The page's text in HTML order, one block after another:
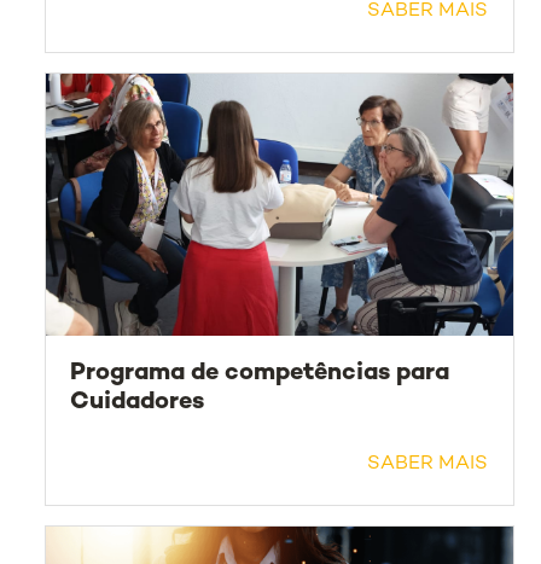
SABER MAIS
Programa de competências para
Cuidadores
SABER MAIS